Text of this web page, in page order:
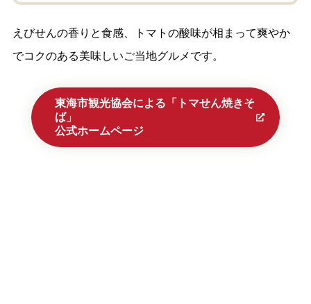
えびせんの香りと食感、トマトの酸味が相まって爽やか
でコクのある美味しいご当地グルメです。
東海市観光協会による「トマせん焼きそ
ば」
公式ホームページ